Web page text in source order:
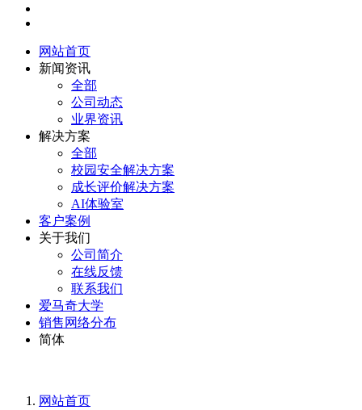
网站首页
新闻资讯
全部
公司动态
业界资讯
解决方案
全部
校园安全解决方案
成长评价解决方案
AI体验室
客户案例
关于我们
公司简介
在线反馈
联系我们
爱马奇大学
销售网络分布
简体
网站首页